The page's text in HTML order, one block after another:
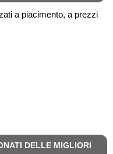
a piacimento, a prezzi
DELLE MIGLIORI